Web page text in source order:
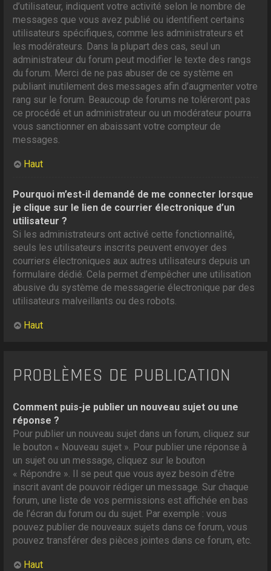
d’utilisateur, indiquent votre activité selon le nombre de
messages que vous avez publié ou identifient certains
utilisateurs spécifiques, comme les administrateurs et
les modérateurs. Dans la plupart des cas, seul un
administrateur du forum peut modifier le texte des rangs
du forum. Merci de ne pas abuser de ce système en
publiant inutilement des messages afin d’augmenter votre
rang sur le forum. Beaucoup de forums ne toléreront pas
ce procédé et un administrateur ou un modérateur pourra
vous sanctionner en abaissant votre compteur de
messages.
Haut
Pourquoi m’est-il demandé de me connecter lorsque
je clique sur le lien de courrier électronique d’un
utilisateur ?
Si les administrateurs ont activé cette fonctionnalité,
seuls les utilisateurs inscrits peuvent envoyer des
courriers électroniques aux autres utilisateurs depuis un
formulaire dédié. Cela permet d’empêcher une utilisation
abusive du système de messagerie électronique par des
utilisateurs malveillants ou des robots.
Haut
PROBLÈMES DE PUBLICATION
Comment puis-je publier un nouveau sujet ou une
réponse ?
Pour publier un nouveau sujet dans un forum, cliquez sur
le bouton « Nouveau sujet ». Pour publier une réponse à
un sujet ou un message, cliquez sur le bouton
« Répondre ». Il se peut que vous ayez besoin d’être
inscrit avant de pouvoir rédiger un message. Sur chaque
forum, une liste de vos permissions est affichée en bas
de l’écran du forum ou du sujet. Par exemple : vous
pouvez publier de nouveaux sujets dans ce forum, vous
pouvez transférer des pièces jointes dans ce forum, etc.
Haut